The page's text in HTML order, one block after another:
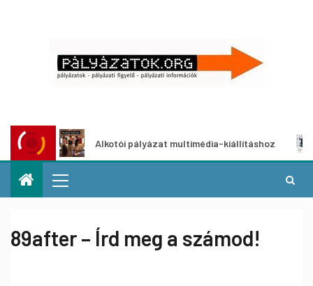
Alkotói pályázat multimédia-kiállításhoz
89after – Írd meg a számod!